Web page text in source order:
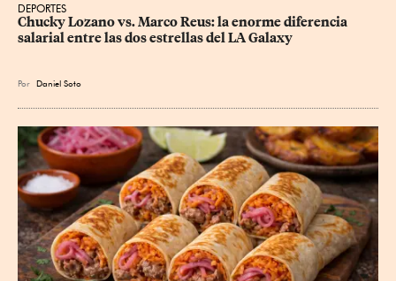
DEPORTES
Chucky Lozano vs. Marco Reus: la enorme diferencia
salarial entre las dos estrellas del LA Galaxy
Por Daniel Soto